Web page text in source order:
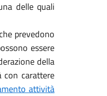
delle quali
prevedono
essere
della
con carattere
attività